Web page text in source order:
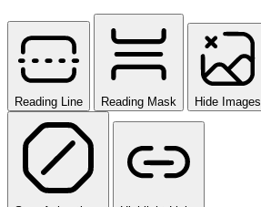
Reading Line Reading Mask Hide Images